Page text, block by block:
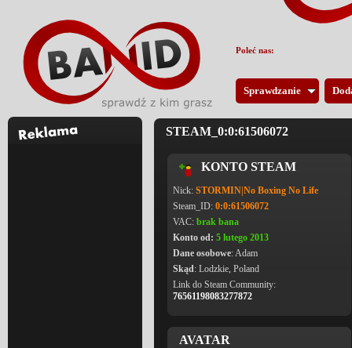
Sprawdzanie
STEAM_0:0:61506072
KONTO STEAM
Nick: STORMIN|No Boxing No Life
Steam_ID: 0:0:61506072
VAC: brak bana
Konto od: 5 lutego 2013
Dane osobowe: Adam
Skąd: Lodzkie, Poland
Link do Steam Community:
76561198083277872
AVATAR
Poleć nas: